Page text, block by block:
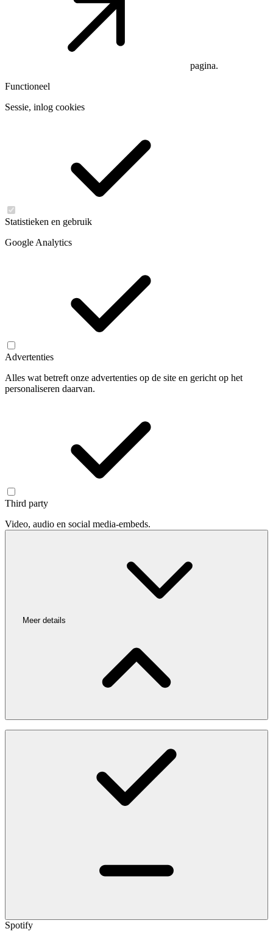
pagina.
Functioneel
Sessie, inlog cookies
Statistieken en gebruik
Google Analytics
Advertenties
Alles wat betreft onze advertenties op de site en gericht op het
personaliseren daarvan.
Third party
Video, audio en social media-embeds.
Meer details
Spotify